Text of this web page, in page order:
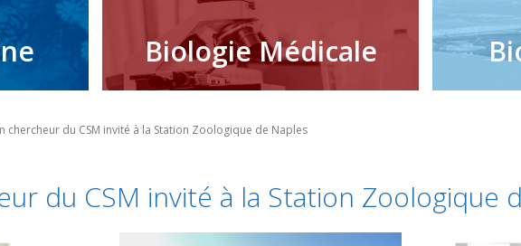
Biologie Médicale
chercheur du CSM invité à la Station Zoologique de Naples
du CSM invité à la Station Zoologique